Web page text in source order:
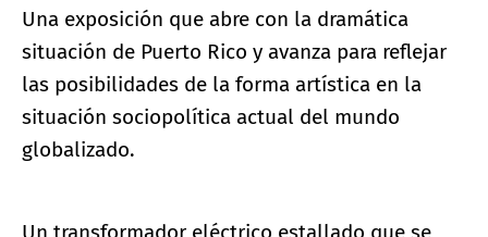
Una exposición que abre con la dramática
situación de Puerto Rico y avanza para reflejar
las posibilidades de la forma artística en la
situación sociopolítica actual del mundo
globalizado.